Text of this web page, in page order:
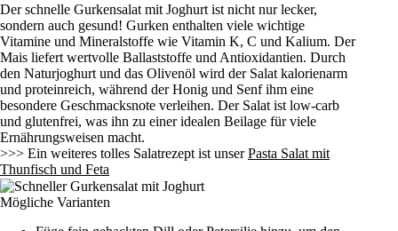
Der schnelle Gurkensalat mit Joghurt ist nicht nur lecker,
sondern auch gesund! Gurken enthalten viele wichtige
Vitamine und Mineralstoffe wie Vitamin K, C und Kalium. Der
Mais liefert wertvolle Ballaststoffe und Antioxidantien. Durch
den Naturjoghurt und das Olivenöl wird der Salat kalorienarm
und proteinreich, während der Honig und Senf ihm eine
besondere Geschmacksnote verleihen. Der Salat ist low-carb
und glutenfrei, was ihn zu einer idealen Beilage für viele
Ernährungsweisen macht.
>>> Ein weiteres tolles Salatrezept ist unserPasta Salat mit
Thunfisch und Feta
Mögliche Varianten